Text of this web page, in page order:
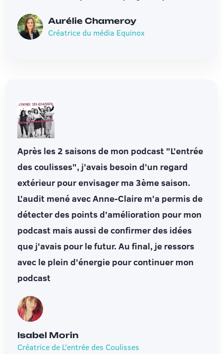
Aurélie Chameroy
Créatrice du média Equinox
Après les 2 saisons de mon podcast "L'entrée
des coulisses", j'avais besoin d'un regard
extérieur pour envisager ma 3ème saison.
L'audit mené avec Anne-Claire m'a permis de
détecter des points d'amélioration pour mon
podcast mais aussi de confirmer des idées
que j'avais pour le futur. Au final, je ressors
avec le plein d'énergie pour continuer mon
podcast
Isabel Morin
Créatrice de L'entrée des Coulisses